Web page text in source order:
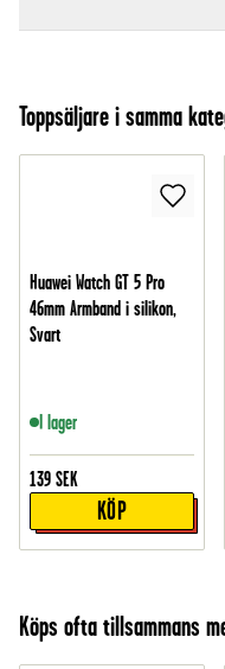
Toppsäljare i samma
Huawei Watch GT 5 Pro
46mm Armband i silikon,
Svart
I lager
139 SEK
KÖP
Köps ofta tillsammans